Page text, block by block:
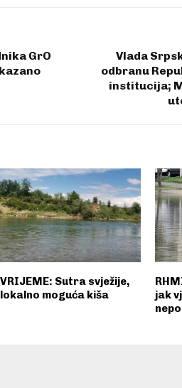
GrO
Vlada
odbranu
institucija;
VRIJEME: Sutra svježije,
lokalno moguća kiša
jak